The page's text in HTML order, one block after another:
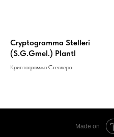
Cryptogramma Stelleri
(S.G.Gmel.) Plantl
Криптограмма Стеллера
Made on